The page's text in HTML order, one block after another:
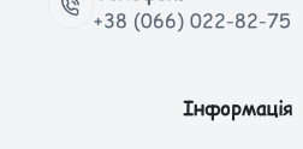
+38 (066) 022-82-75
Інформація